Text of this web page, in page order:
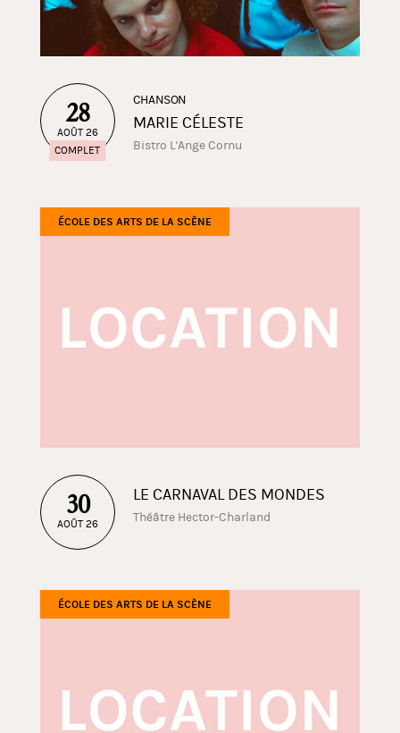
28
AOÛT 26
COMPLET
CHANSON
MARIE CÉLESTE
Bistro L'Ange Cornu
ÉCOLE DES ARTS DE LA SCÈNE
30
AOÛT 26
LE CARNAVAL DES MONDES
Théâtre Hector-Charland
ÉCOLE DES ARTS DE LA SCÈNE